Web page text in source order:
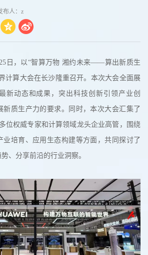
布人：z
25日，以“智算万物 湘约未来——算出新质生
计算大会在长沙隆重召开。本次大会全面展
新动态和成果，突出科技创新引领产业创
新质生产力的要求。同时，本次大会汇集了
位权威专家和计算领域龙头企业高管，围绕
业培育、应用生态构建等方面，共同探讨了
、分享前沿的行业洞察。